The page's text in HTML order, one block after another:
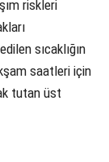
riskleri
sıcaklığın
saatleri için
tutan üst